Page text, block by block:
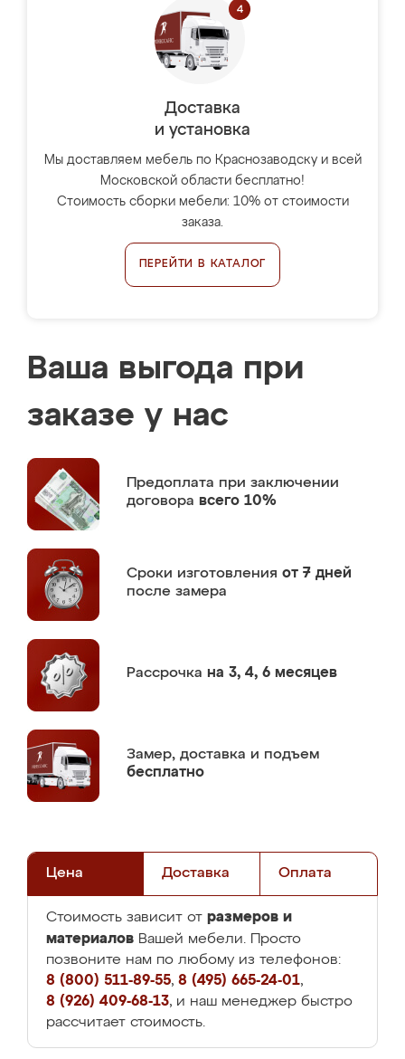
Доставка
и установка
Мы доставляем мебель по Краснозаводску и всей
Московской области бесплатно!
Стоимость сборки мебели: 10% от стоимости
заказа.
ПЕРЕЙТИ В КАТАЛОГ
Ваша выгода при
заказе у нас
Предоплата при заключении
договора всего 10%
Сроки изготовления от 7 дней
после замера
Рассрочка на 3, 4, 6 месяцев
Замер, доставка и подъем
бесплатно
Цена Доставка Оплата
Стоимость зависит от размеров и
материалов Вашей мебели. Просто
позвоните нам по любому из телефонов:
8 (800) 511-89-55, 8 (495) 665-24-01,
8 (926) 409-68-13, и наш менеджер быстро
рассчитает стоимость.